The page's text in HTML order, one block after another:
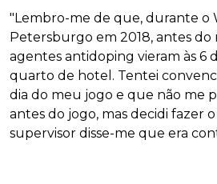
"Lembro-me de que, durante o
Petersburgo em 2018, antes do
agentes antidoping vieram às 6
quarto de hotel. Tentei
dia do meu jogo e que não me
antes do jogo, mas decidi fazer
supervisor disse-me que era